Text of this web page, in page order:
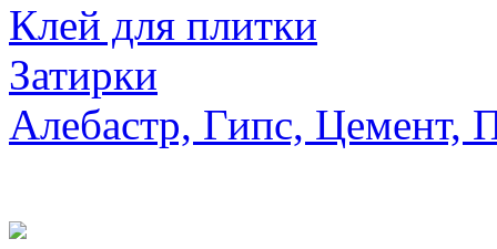
Клей для плитки
Затирки
Алебастр, Гипс, Цемент,